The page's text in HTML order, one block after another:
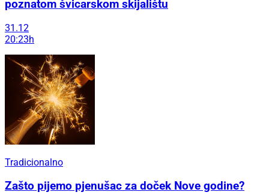
poznatom švicarskom skijalištu
31.12
20:23h
Tradicionalno
Zašto pijemo pjenušac za doček Nove godine?